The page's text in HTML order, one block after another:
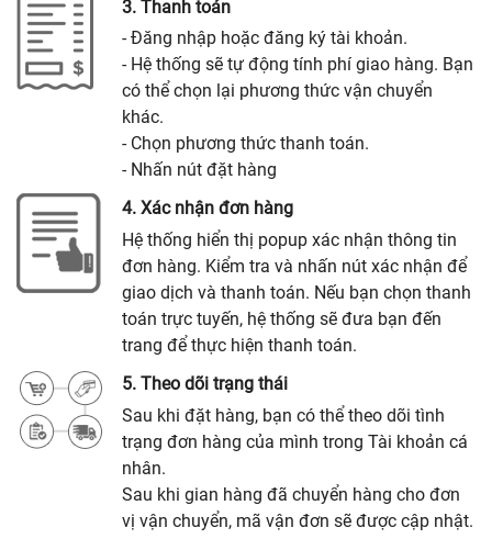
3. Thanh toán
- Đăng nhập hoặc đăng ký tài khoản.
- Hệ thống sẽ tự động tính phí giao hàng. Bạn
có thể chọn lại phương thức vận chuyển
khác.
- Chọn phương thức thanh toán.
- Nhấn nút đặt hàng
4. Xác nhận đơn hàng
Hệ thống hiển thị popup xác nhận thông tin
đơn hàng. Kiểm tra và nhấn nút xác nhận để
giao dịch và thanh toán. Nếu bạn chọn thanh
toán trực tuyến, hệ thống sẽ đưa bạn đến
trang để thực hiện thanh toán.
5. Theo dõi trạng thái
Sau khi đặt hàng, bạn có thể theo dõi tình
trạng đơn hàng của mình trong Tài khoản cá
nhân.
Sau khi gian hàng đã chuyển hàng cho đơn
vị vận chuyển, mã vận đơn sẽ được cập nhật.